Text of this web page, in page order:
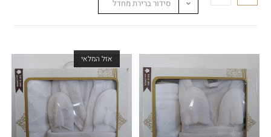
סידור ברירת מחדל
אזל המלאי